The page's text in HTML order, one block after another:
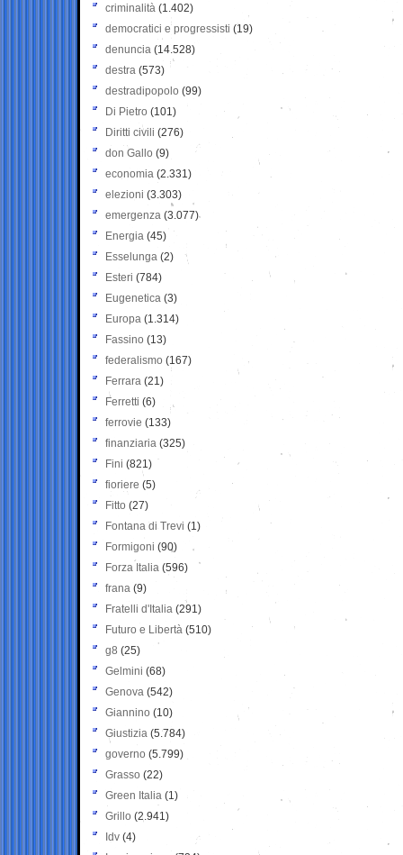
criminalità (1.402)
democratici e progressisti (19)
denuncia (14.528)
destra (573)
destradipopolo (99)
Di Pietro (101)
Diritti civili (276)
don Gallo (9)
economia (2.331)
elezioni (3.303)
emergenza (3.077)
Energia (45)
Esselunga (2)
Esteri (784)
Eugenetica (3)
Europa (1.314)
Fassino (13)
federalismo (167)
Ferrara (21)
Ferretti (6)
ferrovie (133)
finanziaria (325)
Fini (821)
fioriere (5)
Fitto (27)
Fontana di Trevi (1)
Formigoni (90)
Forza Italia (596)
frana (9)
Fratelli d'Italia (291)
Futuro e Libertà (510)
g8 (25)
Gelmini (68)
Genova (542)
Giannino (10)
Giustizia (5.784)
governo (5.799)
Grasso (22)
Green Italia (1)
Grillo (2.941)
Idv (4)